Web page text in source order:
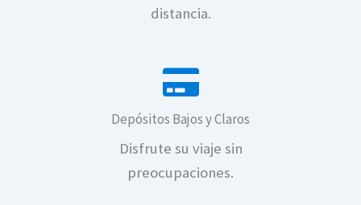
distancia.Renta de autos en
Depósitos Bajos y Claros
Disfrute su viaje sin
preocupaciones.